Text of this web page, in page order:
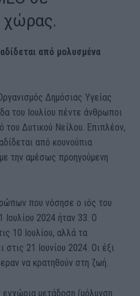
χώρας.
από μολυσμένα
Δημόσιας Υγείας
του Ιουλίου πέντε άνθρωποι
του Δυτικού Νείλου. Επιπλέον,
από κουνούπια
την αμέσως προηγούμενη
που νόσησε ο ιός του
Ιουλίου 2024 ήταν 33. Ο
10 Ιουλίου, αλλά τα
21 Ιουνίου 2024. Οι έξι
να κρατηθούν στη ζωή.
μετάδοση (μόλυνση